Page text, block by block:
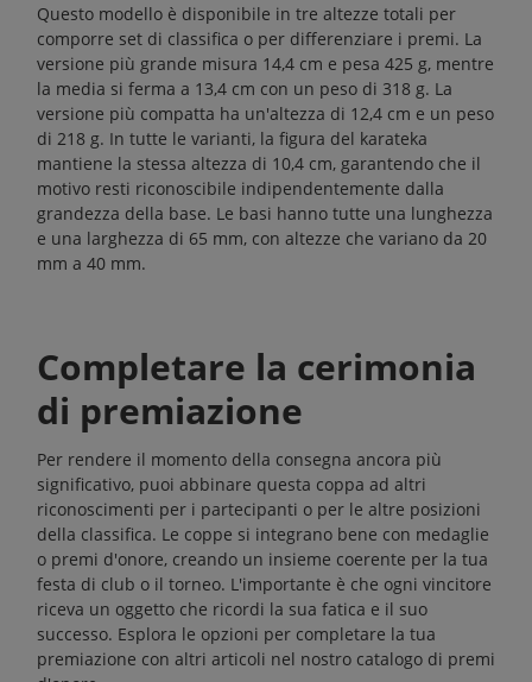
Questo modello è disponibile in tre altezze totali per
comporre set di classifica o per differenziare i premi. La
versione più grande misura 14,4 cm e pesa 425 g, mentre
la media si ferma a 13,4 cm con un peso di 318 g. La
versione più compatta ha un'altezza di 12,4 cm e un peso
di 218 g. In tutte le varianti, la figura del karateka
mantiene la stessa altezza di 10,4 cm, garantendo che il
motivo resti riconoscibile indipendentemente dalla
grandezza della base. Le basi hanno tutte una lunghezza
e una larghezza di 65 mm, con altezze che variano da 20
mm a 40 mm.
Completare la cerimonia
di premiazione
Per rendere il momento della consegna ancora più
significativo, puoi abbinare questa coppa ad altri
riconoscimenti per i partecipanti o per le altre posizioni
della classifica. Le coppe si integrano bene con medaglie
o premi d'onore, creando un insieme coerente per la tua
festa di club o il torneo. L'importante è che ogni vincitore
riceva un oggetto che ricordi la sua fatica e il suo
successo. Esplora le opzioni per completare la tua
premiazione con altri articoli nel nostro catalogo di premi